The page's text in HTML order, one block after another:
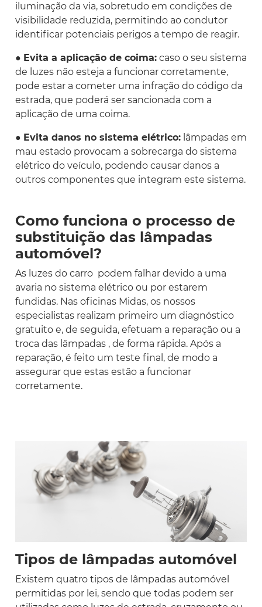
iluminação da via, sobretudo em condições de
visibilidade reduzida, permitindo ao condutor
identificar potenciais perigos a tempo de reagir.
● Evita a aplicação de coima: caso o seu sistema
de luzes não esteja a funcionar corretamente,
pode estar a cometer uma infração do código da
estrada, que poderá ser sancionada com a
aplicação de uma coima.
● Evita danos no sistema elétrico: lâmpadas em
mau estado provocam a sobrecarga do sistema
elétrico do veículo, podendo causar danos a
outros componentes que integram este sistema.
Como funciona o processo de
substituição das lâmpadas
automóvel?
As luzes do carro podem falhar devido a uma
avaria no sistema elétrico ou por estarem
fundidas. Nas oficinas Midas, os nossos
especialistas realizam primeiro um diagnóstico
gratuito e, de seguida, efetuam a reparação ou a
troca das lâmpadas , de forma rápida. Após a
reparação, é feito um teste final, de modo a
assegurar que estas estão a funcionar
corretamente.
Tipos de lâmpadas automóvel
Existem quatro tipos de lâmpadas automóvel
permitidas por lei, sendo que todas podem ser